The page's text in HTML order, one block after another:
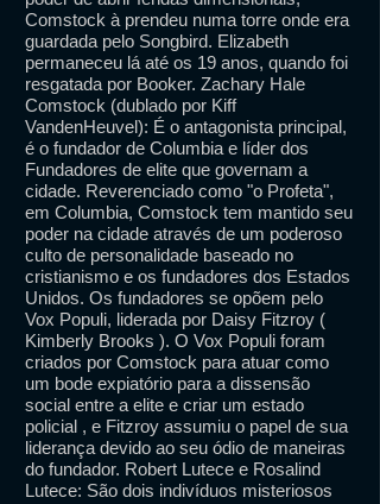
Comstock à prendeu numa torre onde era
guardada pelo Songbird. Elizabeth
permaneceu lá até os 19 anos, quando foi
resgatada por Booker. Zachary Hale
Comstock (dublado por Kiff
VandenHeuvel): É o antagonista principal,
é o fundador de Columbia e líder dos
Fundadores de elite que governam a
cidade. Reverenciado como "o Profeta",
em Columbia, Comstock tem mantido seu
poder na cidade através de um poderoso
culto de personalidade baseado no
cristianismo e os fundadores dos Estados
Unidos. Os fundadores se opõem pelo
Vox Populi, liderada por Daisy Fitzroy (
Kimberly Brooks ). O Vox Populi foram
criados por Comstock para atuar como
um bode expiatório para a dissensão
social entre a elite e criar um estado
policial , e Fitzroy assumiu o papel de sua
liderança devido ao seu ódio de maneiras
do fundador. Robert Lutece e Rosalind
Lutece: São dois indivíduos misteriosos